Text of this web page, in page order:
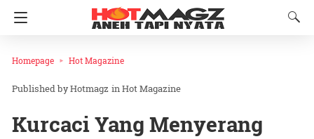
Homepage Hot Magazine
Hotmagz inHot Magazine
Kurcaci Yang Menyerang